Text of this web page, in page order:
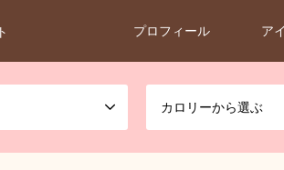
プロフィール ア
カロリーから選ぶ